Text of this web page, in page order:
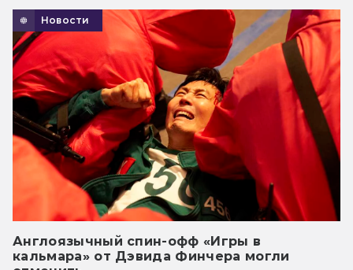
Новости
Англоязычный спин-офф «Игры в
кальмара» от Дэвида Финчера могли